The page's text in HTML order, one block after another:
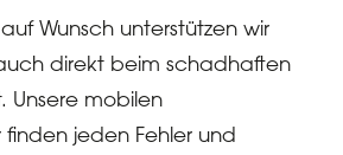
Wunsch unterstützen wir
direkt beim schadhaften
Unsere mobilen
jeden Fehler und